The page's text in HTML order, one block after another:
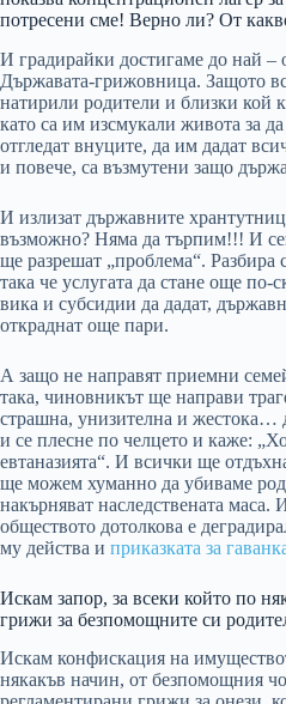
потресени сме! Верно ли? От
И градирайки достигаме до най –
Държавата-грижовница. Защото
натирили родители и близки кой
като са им изсмукали живота за да
отгледат внуците, да им дадат
и повече, са възмутени защо
И излизат държавните
възможно? Няма да търпим!!! И
ще разрешат „проблема“. Разбира
така че услугата да стане още по-
вика и субсидии да дадат,
откраднат още пари.
А защо не направят приемни
така, чиновникът ще направи
страшна, унизителна и жестока…
и се плесне по челцето и каже:
евтаназията“. И всички ще
ще можем хуманно да убиваме
накърняват наследствената маса.
обществото дотолкова е
му действа и приказката за
Искам запор, за всеки който по
грижи за безпомощните си
Искам конфискация на
някакъв начин, от безпомощния